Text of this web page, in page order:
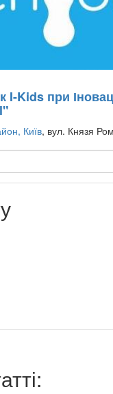
I-Kids при
Київ, вул. Князя